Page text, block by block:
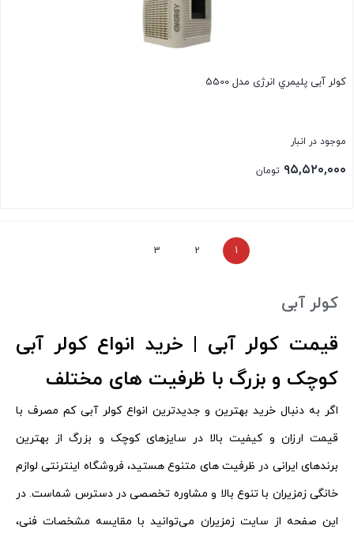
کولر آبی پليمري انرژی مدل 5500
موجود در انبار
۹۵,۵۲۰,۰۰۰ تومان
1
2
3
کولر آبی
قیمت کولر آبی | خرید انواع کولر آبی
کوچک و بزرگ با ظرفیت های مختلف
اگر به دنبال خرید بهترین و جدیدترین انواع کولر آبی کم مصرف با
قیمت ارزان و کیفیت بالا در سایزهای کوچک و بزرگ از بهترین
برندهای ایرانی در ظرفیت های متنوع هستید، فروشگاه اینترنتی لوازم
خانگی زمزیران با تنوع بالا و مشاوره تخصصی در دسترس شماست. در
این صفحه از سایت زمزیران می‌توانید با مقایسه مشخصات فنی،